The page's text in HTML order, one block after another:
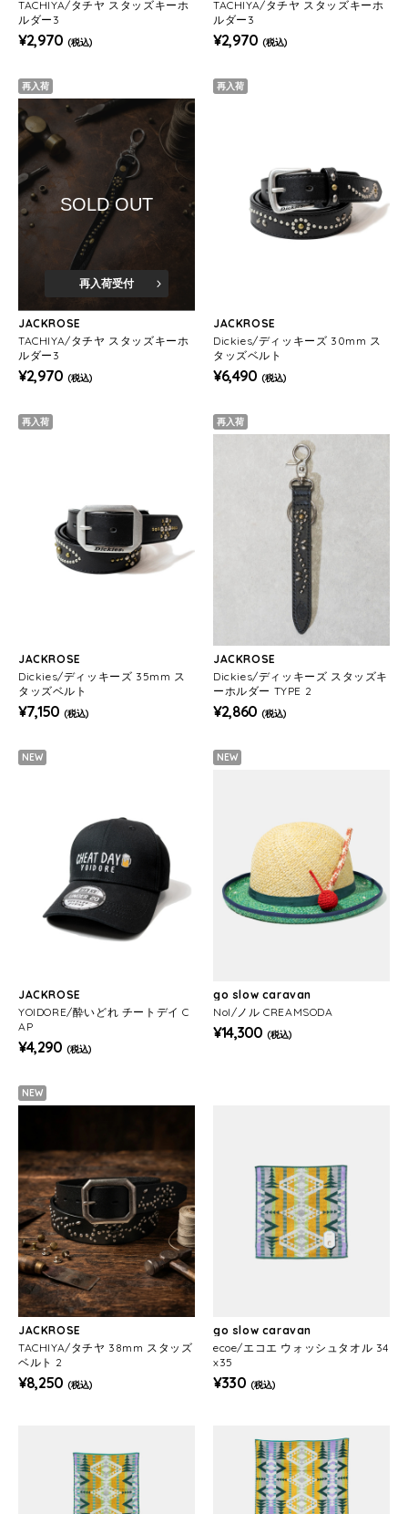
TACHIYA/タチヤ スタッズキーホ
ルダー3
¥2,970 (税込)
TACHIYA/タチヤ スタッズキーホ
ルダー3
¥2,970 (税込)
再入荷
SOLD OUT
再入荷受付
JACKROSE
TACHIYA/タチヤ スタッズキーホ
ルダー3
¥2,970 (税込)
再入荷
JACKROSE
Dickies/ディッキーズ 30mm ス
タッズベルト
¥6,490 (税込)
再入荷
JACKROSE
Dickies/ディッキーズ 35mm ス
タッズベルト
¥7,150 (税込)
再入荷
JACKROSE
Dickies/ディッキーズ スタッズキ
ーホルダー TYPE 2
¥2,860 (税込)
NEW
JACKROSE
YOIDORE/酔いどれ チートデイ C
AP
¥4,290 (税込)
NEW
go slow caravan
Nol/ノル CREAMSODA
¥14,300 (税込)
NEW
JACKROSE
TACHIYA/タチヤ 38mm スタッズ
ベルト 2
¥8,250 (税込)
go slow caravan
ecoe/エコエ ウォッシュタオル 34
x35
¥330 (税込)